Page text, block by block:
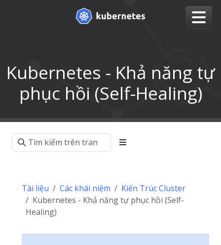
Kubernetes - Khả năng tự
phục hồi (Self-Healing)
Tài liệu Các khái niệm
Kiến Trúc Cluster
Kubernetes - Khả năng tự phục hồi (Self-
Healing)